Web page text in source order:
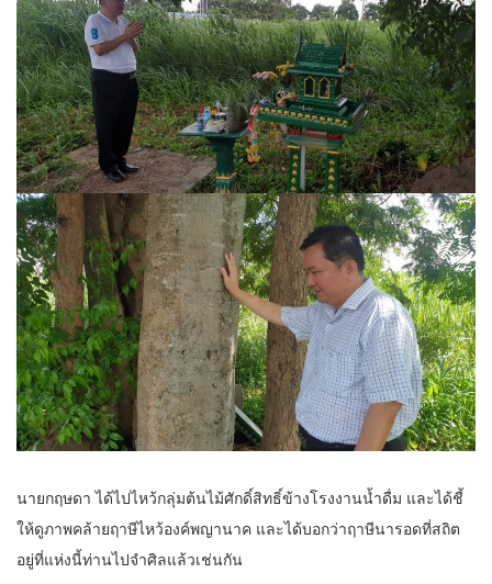
นายกฤษดา ได้ไปไหว้กลุ่มต้นไม้ศักดิ์สิทธิ์ข้างโรงงานน้ำดื่ม และได้ชี้
ให้ดูภาพคล้ายฤาษีไหว้องค์พญานาค และได้บอกว่าฤาษีนารอดที่สถิต
อยู่ที่แห่งนี้ท่านไปจำศิลแล้วเช่นกัน